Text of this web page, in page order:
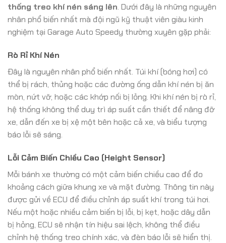
thống treo khí nén sáng lên. Dưới đây là những nguyên
nhân phổ biến nhất mà đội ngũ kỹ thuật viên giàu kinh
nghiệm tại Garage Auto Speedy thường xuyên gặp phải:
Rò Rỉ Khí Nén
Đây là nguyên nhân phổ biến nhất. Túi khí (bóng hơi) có
thể bị rách, thủng hoặc các đường ống dẫn khí nén bị ăn
mòn, nứt vỡ, hoặc các khớp nối bị lỏng. Khi khí nén bị rò rỉ,
hệ thống không thể duy trì áp suất cần thiết để nâng đỡ
xe, dẫn đến xe bị xệ một bên hoặc cả xe, và biểu tượng
báo lỗi sẽ sáng.
Lỗi Cảm Biến Chiều Cao (Height Sensor)
Mỗi bánh xe thường có một cảm biến chiều cao để đo
khoảng cách giữa khung xe và mặt đường. Thông tin này
được gửi về ECU để điều chỉnh áp suất khí trong túi hơi.
Nếu một hoặc nhiều cảm biến bị lỗi, bị kẹt, hoặc dây dẫn
bị hỏng, ECU sẽ nhận tín hiệu sai lệch, không thể điều
chỉnh hệ thống treo chính xác, và đèn báo lỗi sẽ hiển thị.